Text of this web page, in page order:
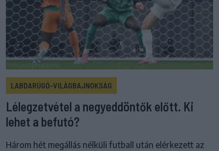
LABDARÚGÓ-VILÁGBAJNOKSÁG
Lélegzetvétel a negyeddöntők előtt. Ki
lehet a befutó?
Három hét megállás nélküli futball után elérkezett az